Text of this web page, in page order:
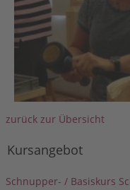
zurück zur Übersicht
Kursangebot
Schnupper- / Basiskurs